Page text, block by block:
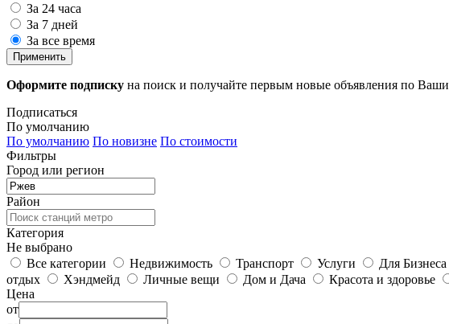
За 24 часа
За 7 дней
За все время
Применить
Оформите подписку на поиск и получайте первым новые объявления по
Подписаться
По умолчанию
По умолчанию По новизне По стоимости
Фильтры
Город или регион
Район
Категория
Не выбрано
Все категории
Недвижимость Транспорт Услуги Для Бизнеса
отдых
Хэндмейд Личные вещи Дом и Дача Красота и здоровье
Цена
от